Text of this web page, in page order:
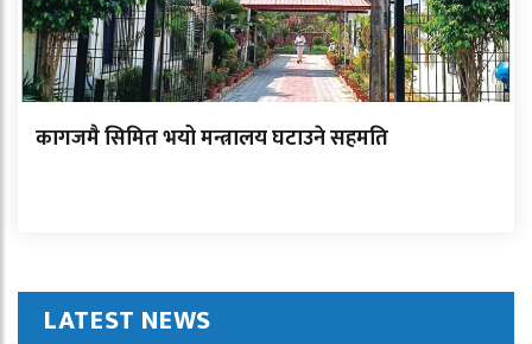
कागजमै सिमित भयो मन्त्रालय घटाउने सहमति
LATEST NEWS